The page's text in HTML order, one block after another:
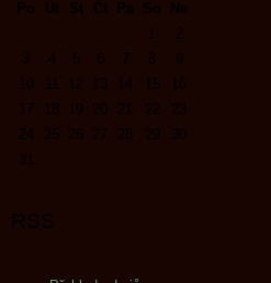
Po
Út St Čt Pá So
Ne
2
3
5 7 8
12 13 15
17
18 20 21 22
23
24
25 26 27 28 29
30
31
RSS